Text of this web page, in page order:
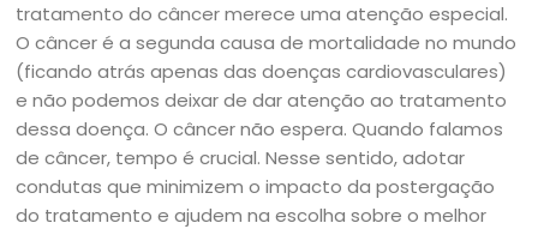
tratamento do câncer merece uma atenção especial.
O câncer é a segunda causa de mortalidade no mundo
(ficando atrás apenas das doenças cardiovasculares)
e não podemos deixar de dar atenção ao tratamento
dessa doença. O câncer não espera. Quando falamos
de câncer, tempo é crucial. Nesse sentido, adotar
condutas que minimizem o impacto da postergação
do tratamento e ajudem na escolha sobre o melhor